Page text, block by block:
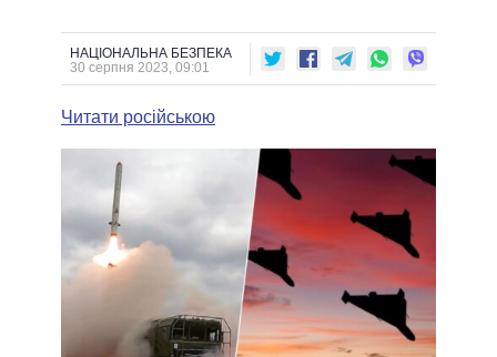
ДАЙДЖЕСТИ
ВЕРХОВНА РАДА
КАБІНЕТ МІНІСТРІВ
ГОЛОВИ ОБЛАДМІНІСТРАЦІЙ
МЕРИ МІСТ
ВСІ ПЕРСОНИ
ВІДЕО
ПІДТРИМАТИ
ПОРІВНЯННЯ ПОЛІТИКІВ
НАЦІОНАЛЬНА БЕЗПЕКА
30 серпня 2023, 09:01
Читати російською